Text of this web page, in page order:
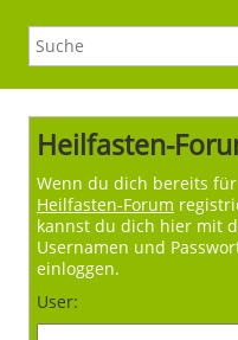
Heilfasten-
Wenn du dich bereits
Heilfasten-Forum
kannst du dich hier mit
Usernamen und
einloggen.
User: